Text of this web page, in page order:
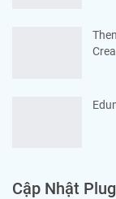
Cập Nhật